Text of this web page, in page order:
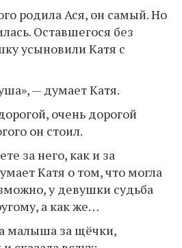
родила Ася, он самый. Но
Оставшегося без
усыновили Катя с
— думает Катя.
очень дорогой
он стоил.
за него, как и за
Катя о том, что могла
у девушки судьба
а как же…
малыша за щёчки,